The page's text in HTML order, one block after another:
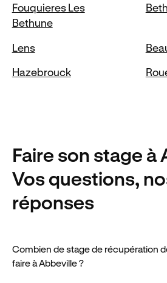
Fouquieres Les
Bethune
Lens
Hazebrouck
Faire son stage à
Vos questions,
réponses
Combien de stage de récupération
faire à Abbeville ?